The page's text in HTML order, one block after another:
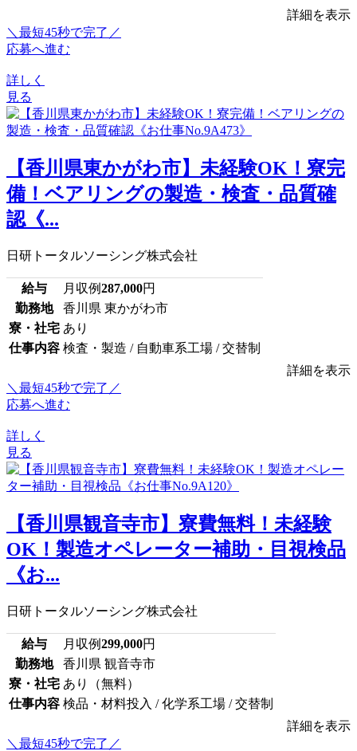
詳細を表示
＼最短45秒で完了／
応募へ進む
詳しく
見る
【香川県東かがわ市】未経験OK！寮完
備！ベアリングの製造・検査・品質確
認《...
日研トータルソーシング株式会社
給与 月収例287,000円
勤務地
香川県 東かがわ市
寮・社宅 あり
仕事内容 検査・製造 / 自動車系工場 / 交替制
詳細を表示
＼最短45秒で完了／
応募へ進む
詳しく
見る
【香川県観音寺市】寮費無料！未経験
OK！製造オペレーター補助・目視検品
《お...
日研トータルソーシング株式会社
給与 月収例299,000円
勤務地
香川県 観音寺市
寮・社宅 あり（無料）
仕事内容 検品・材料投入 / 化学系工場 / 交替制
詳細を表示
＼最短45秒で完了／